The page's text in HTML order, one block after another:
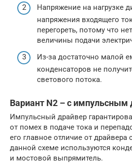
Напряжение на нагрузке
напряжения входящего
перегореть, потому что
величины подачи
Из-за достаточно малой
конденсаторов не
светового потока.
Вариант N2 – с импульсным
Импульсный драйвер
от помех в подаче тока и
его главное отличие от драйвера
данной схеме используются
и мостовой выпрямитель.